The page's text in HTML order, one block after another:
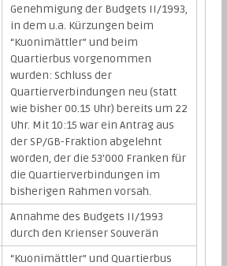
Genehmigung der Budgets II/1993,
in dem u.a. Kürzungen beim
“Kuonimättler” und beim
Quartierbus vorgenommen
wurden: Schluss der
Quartierverbindungen neu (statt
wie bisher 00.15 Uhr) bereits um 22
Uhr. Mit 10:15 war ein Antrag aus
der SP/GB-Fraktion abgelehnt
worden, der die 53’000 Franken für
die Quartierverbindungen im
bisherigen Rahmen vorsah.
Annahme des Budgets II/1993
durch den Krienser Souverän
“Kuonimättler” und Quartierbus